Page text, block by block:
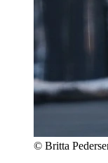
© Britta